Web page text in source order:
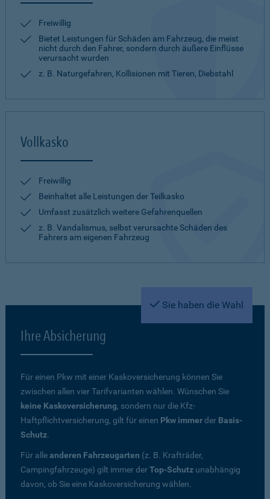
Freiwillig
Bietet Leistungen für Schäden am Fahrzeug, die meist
nicht durch den Fahrer, sondern durch äußere Einflüsse
verursacht wurden
z. B. Naturgefahren, Kollisionen mit Tieren, Diebstahl
Vollkasko
Freiwillig
Beinhaltet alle Leistungen der Teilkasko
Umfasst zusätzlich weitere Gefahrenquellen
z. B. Vandalismus, selbst verursachte Schäden des
Fahrers am eigenen Fahrzeug
Sie haben die Wahl
Ihre Absicherung
Für einen Pkw mit einer Kaskoversicherung können Sie
zwischen allen vier Tarifvarianten wählen. Wünschen Sie
keine Kaskoversicherung, sondern nur die Kfz-
Haftpflichtversicherung, gilt für einen Pkw immerder Basis-
Schutz.
Für alleanderen Fahrzeugarten (z. B. Krafträder,
Campingfahrzeuge) gilt immer derTop-Schutz unabhängig
davon, ob Sie eine Kaskoversicherung wählen.